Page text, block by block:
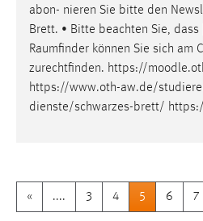
abon- nieren Sie bitte den
Brett. • Bitte beachten Sie, dass
Raumfinder können Sie sich am
zurechtfinden. https://moodle
https://www.oth-aw.de/
dienste/schwarzes-brett/
« .... 3 4 5 6 7